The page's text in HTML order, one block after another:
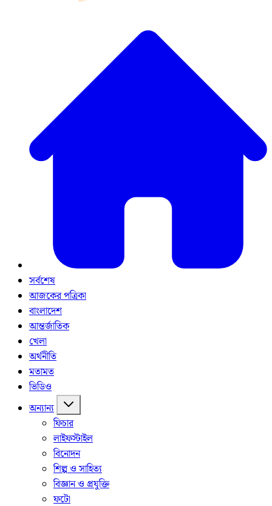
সর্বশেষ
আজকের পত্রিকা
বাংলাদেশ
আন্তর্জাতিক
খেলা
অর্থনীতি
মতামত
ভিডিও
অন্যান্য
ফিচার
লাইফস্টাইল
বিনোদন
শিল্প ও সাহিত্য
বিজ্ঞান ও প্রযুক্তি
ফটো